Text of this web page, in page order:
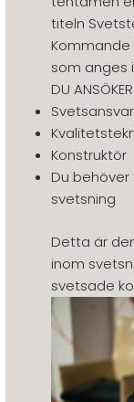
titeln
som anges
DU
Konstruktör
Du
svetsning
Detta är
inom
svetsade